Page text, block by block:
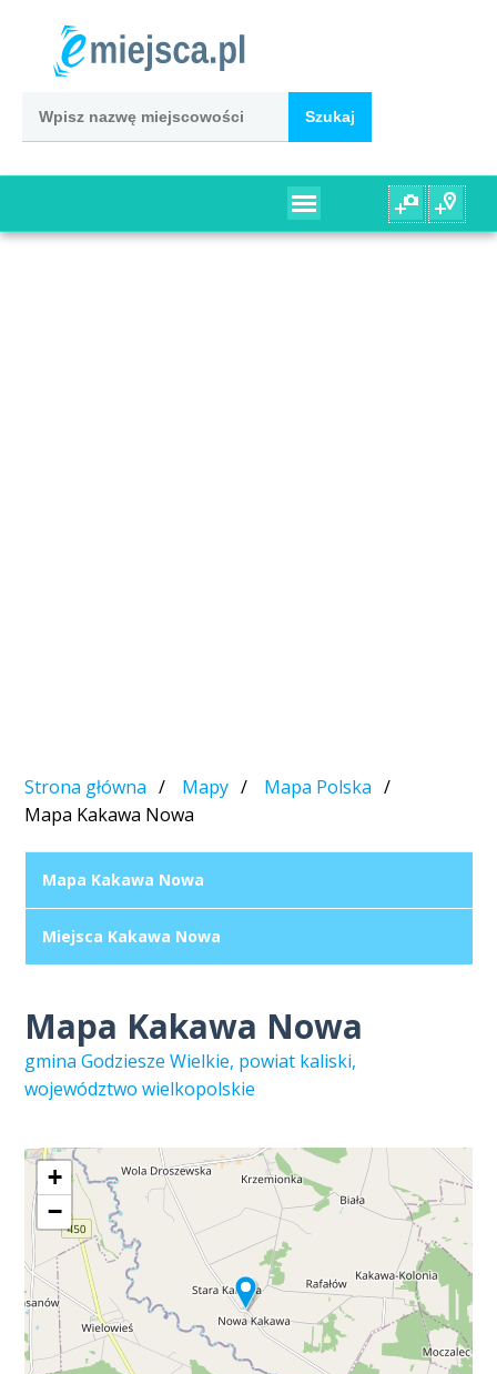
Strona główna Mapy
Mapa Polska
Mapa Kakawa Nowa
Mapa Kakawa Nowa
Miejsca Kakawa Nowa
Mapa Kakawa Nowa
gmina Godziesze Wielkie, powiat kaliski,
województwo wielkopolskie
+
−